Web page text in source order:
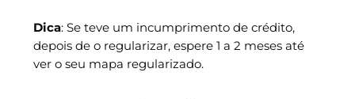
Dica: Se teve um incumprimento de crédito,
depois de o regularizar, espere 1 a 2 meses até
ver o seu mapa regularizado.